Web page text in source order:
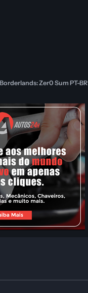
Zer0 Sum PT-BR